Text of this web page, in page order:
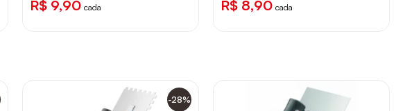
R$ 9,90 cada R$ 8,90 cada
-28%